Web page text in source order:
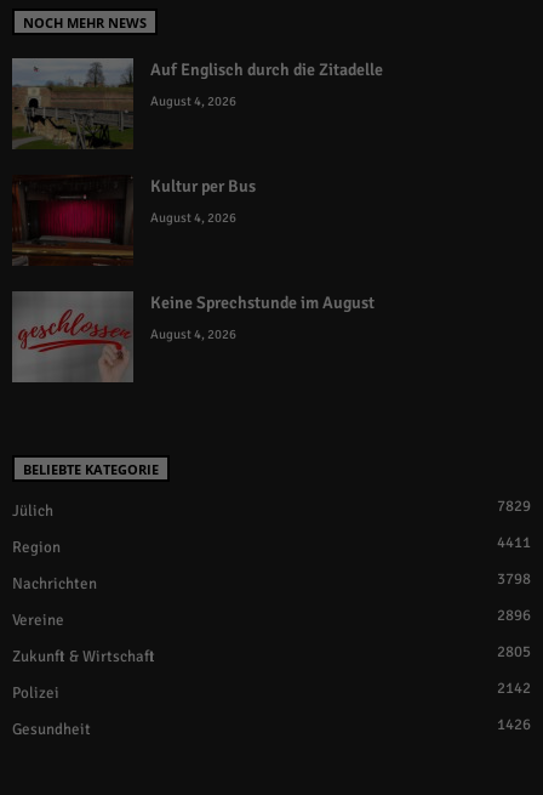
NOCH MEHR NEWS
Auf Englisch durch die Zitadelle
August 4, 2026
Kultur per Bus
August 4, 2026
Keine Sprechstunde im August
August 4, 2026
BELIEBTE KATEGORIE
Jülich 7829
Region 4411
Nachrichten 3798
Vereine 2896
Zukunft & Wirtschaft 2805
Polizei 2142
Gesundheit 1426